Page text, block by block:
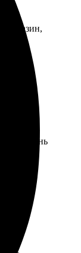
магазин,
очень